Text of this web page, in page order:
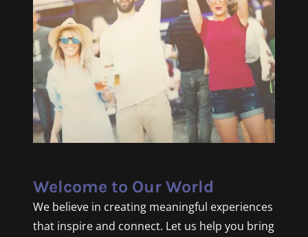
Welcome to Our World
We believe in creating meaningful experiences
that inspire and connect. Let us help you bring